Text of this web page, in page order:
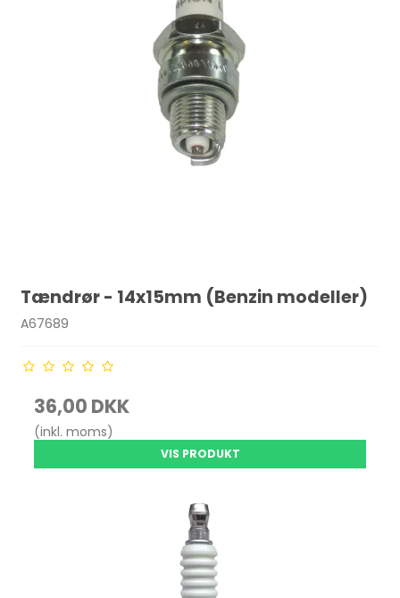
Tændrør - 14x15mm (Benzin modeller)
A67689
36,00 DKK
(inkl. moms)
VIS PRODUKT